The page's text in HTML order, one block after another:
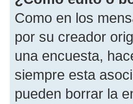
Como en los
por su creador
una encuesta,
siempre esta
pueden borrar la